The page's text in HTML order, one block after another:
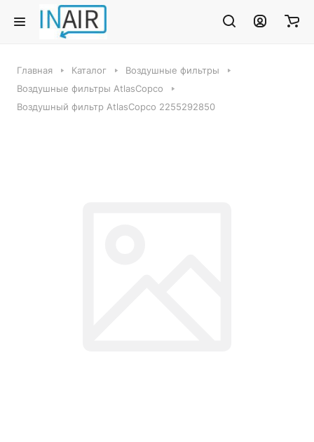
Главная Каталог
Воздушные фильтры
Воздушные фильтры AtlasCopco
Воздушный фильтр AtlasCopco 2255292850